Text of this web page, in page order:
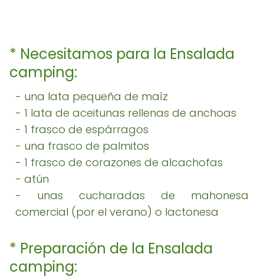
* Necesitamos para la Ensalada
camping:
- una lata pequeña de maíz
- 1 lata de aceitunas rellenas de anchoas
- 1 frasco de espárragos
- una frasco de palmitos
- 1 frasco de corazones de alcachofas
- atún
- unas cucharadas de mahonesa
comercial (por el verano) o lactonesa
* Preparación de la Ensalada
camping: